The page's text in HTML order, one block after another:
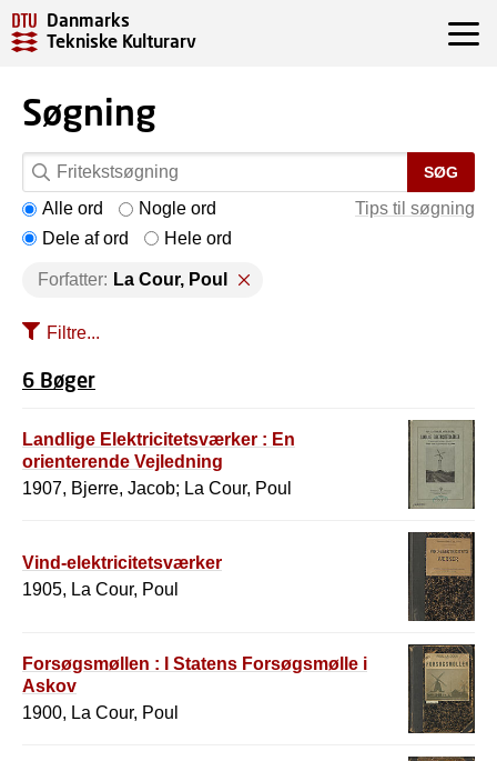
Danmarks
Tekniske Kulturarv
Søgning
SØG
Tips til søgning
Alle ord
Nogle ord
Dele af ord
Hele ord
Forfatter: La Cour, Poul
Filtre...
6 Bøger
Landlige Elektricitetsværker : En
orienterende Vejledning
1907, Bjerre, Jacob; La Cour, Poul
Vind-elektricitetsværker
1905, La Cour, Poul
Forsøgsmøllen : I Statens Forsøgsmølle i
Askov
1900, La Cour, Poul